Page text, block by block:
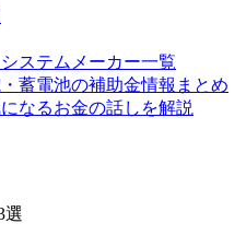
ステムメーカー一覧
蓄電池の補助金情報まとめ
なるお金の話しを解説
選